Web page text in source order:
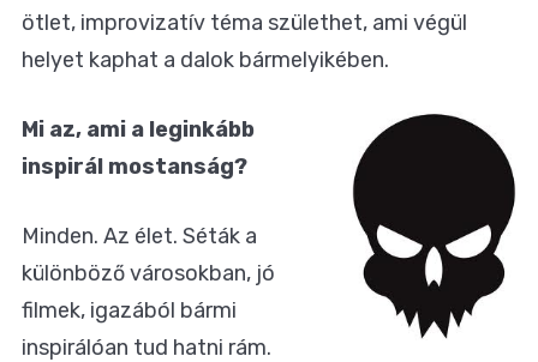
ötlet, improvizatív téma születhet, ami végül
helyet kaphat a dalok bármelyikében.
Mi az, ami a leginkább
inspirál mostanság?
Minden. Az élet. Séták a
különböző városokban, jó
filmek, igazából bármi
inspirálóan tud hatni rám.